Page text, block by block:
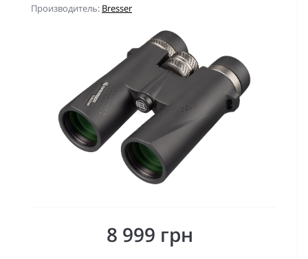
Производитель: Bresser
8 999 грн